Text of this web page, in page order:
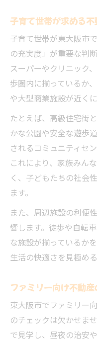
子育て世帯が求める
子育て世帯が東大阪市
の充実度」が重要な判
スーパーやクリニック
歩圏内に揃っているか
や大型商業施設が近く
たとえば、高級住宅街
かな公園や安全な遊歩
されるコミュニティセ
これにより、家族みん
く、子どもたちの社会
ます。
また、周辺施設の利便
響します。徒歩や自転
な施設が揃っているか
生活の快適さを見極め
ファミリー向け不動
東大阪市でファミリー
のチェックは欠かせま
で見学し、昼夜の治安